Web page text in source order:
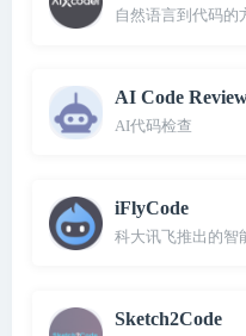
自然语言到代码的
AI Code
AI代码检查
iFlyCode
科大讯飞推出的智
Sketch2Code